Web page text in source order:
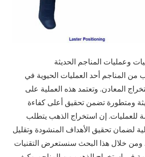
وعمليات المناجم الحديثة
من المناجم أحد العمليات الحيوية في
المعادن. وتعتمد هذه العملية على
ومتطورة تضمن تحقيق أعلى كفاءة
للعمليات. إن استخراج الذهب يتطلب
لضمان تحقيق الأهداف المنشودة وتقليل
ومن خلال هذا البحث سنستعرض التقنيات